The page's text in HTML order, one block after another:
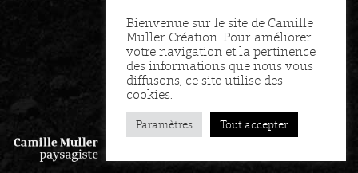
Bienvenue sur le site de Camille
Muller Création. Pour améliorer
votre navigation et la pertinence
des informations que nous vous
diffusons, ce site utilise des
cookies.
Paramètres Tout accepter